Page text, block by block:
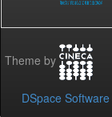
Theme by
DSpace Software